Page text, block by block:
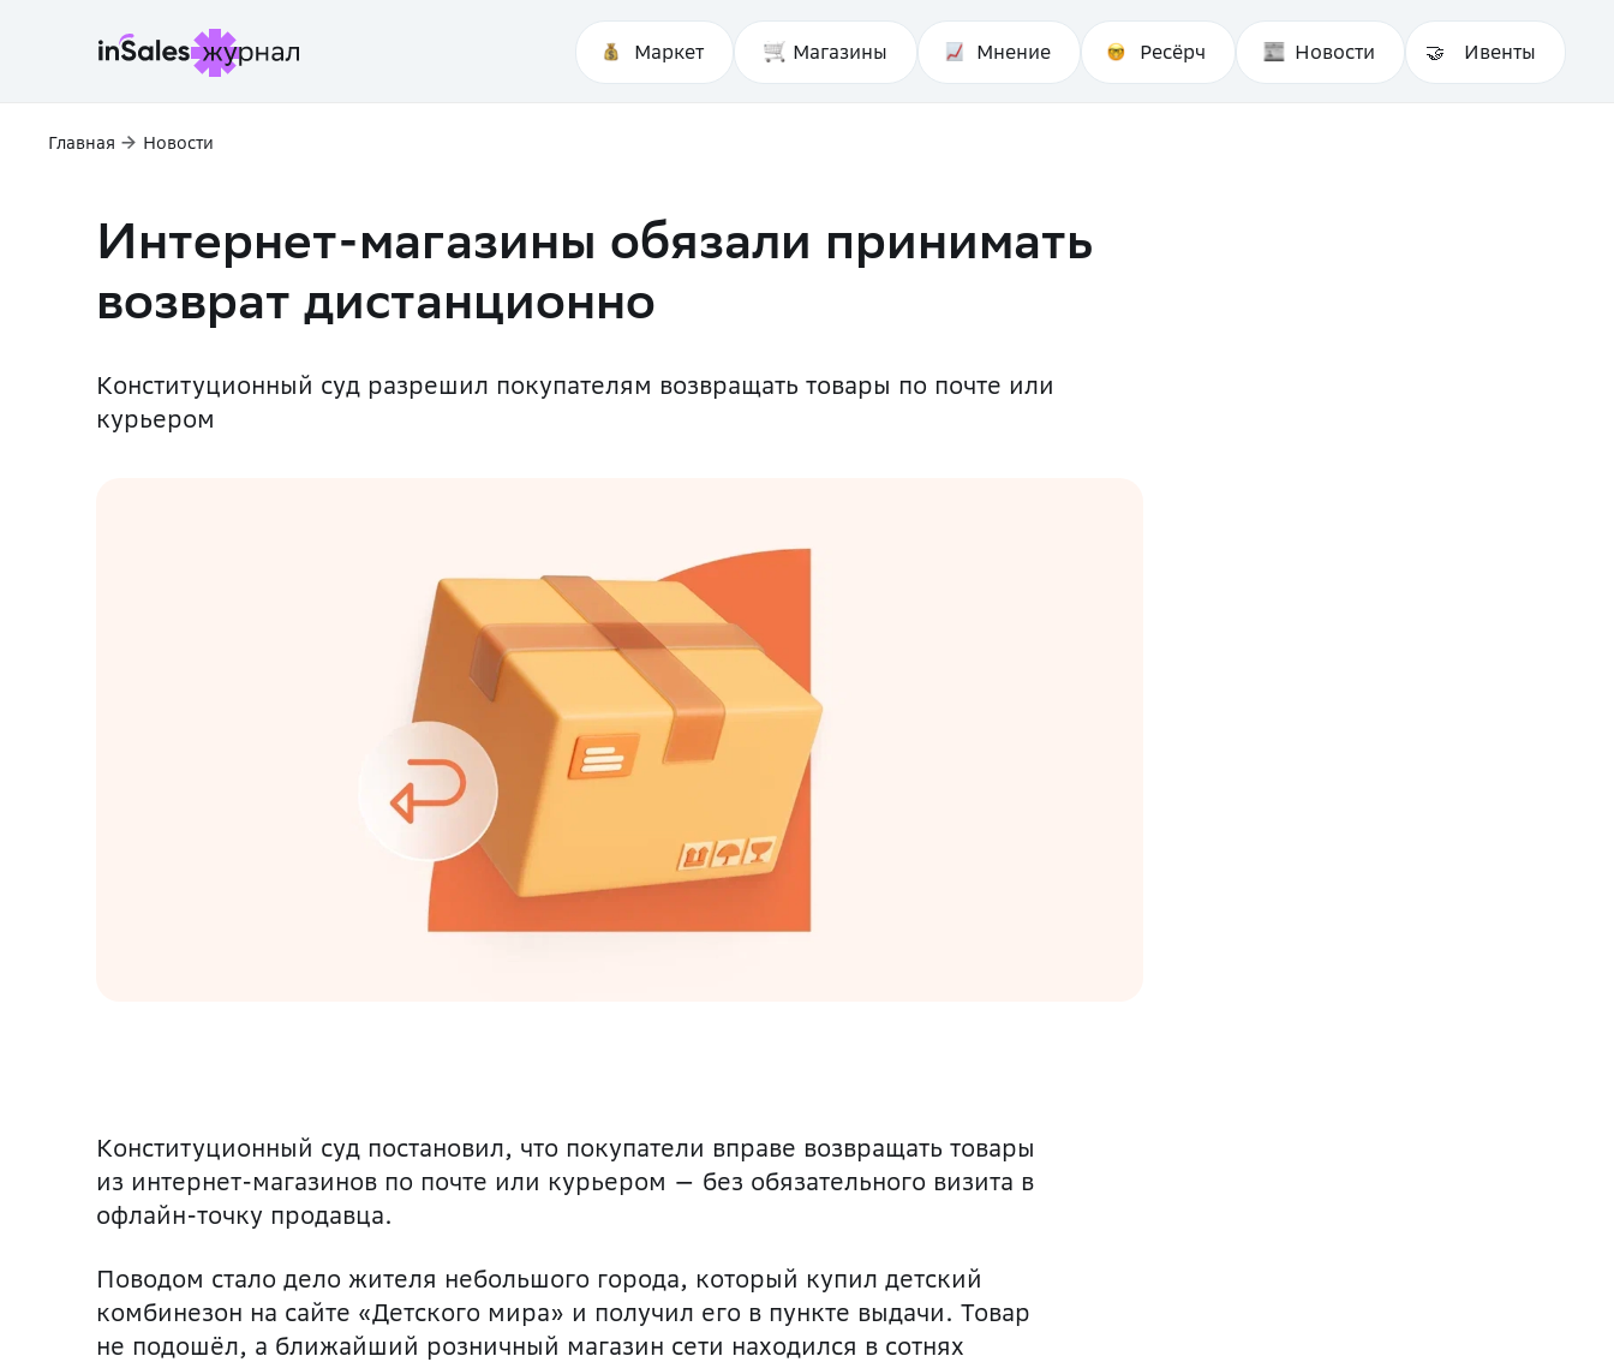
Маркет Магазины Мнение Ресёрч Новости Ивенты
Главная Новости
Интернет-магазины обязали принимать
возврат дистанционно
Конституционный суд разрешил покупателям возвращать товары по почте или
курьером
Конституционный суд постановил, что покупатели вправе возвращать товары
из интернет-магазинов по почте или курьером — без обязательного визита в
офлайн-точку продавца.
Поводом стало дело жителя небольшого города, который купил детский
комбинезон на сайте «Детского мира» и получил его в пункте выдачи. Товар
не подошёл, а ближайший розничный магазин сети находился в сотнях